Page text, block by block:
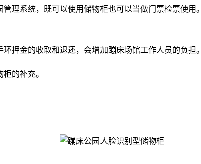
理系统，既可以使用储物柜也可以当做门票检票使用。
押金的收取和退还，会增加蹦床场馆工作人员的负担。
的补充。